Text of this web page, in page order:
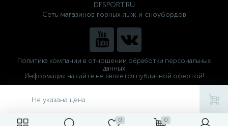
0 0
Не указана цена
DFSPORT.RU
Сеть магазинов горных лыж и сноубордов
Политика компании в отношении обработки персональных
данных
Информация на сайте не является публичной офертой!